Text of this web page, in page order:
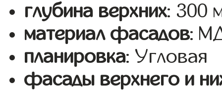
глубина верхних: 300
материал фасадов:
планировка: Угловая
фасады верхнего и